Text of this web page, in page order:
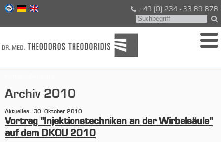
+49 (0) 234 - 33 89 878
Archiv 2010
Aktuelles - 30. Oktober 2010
Vortrag "Injektionstechniken an der Wirbelsäule"
auf dem DKOU 2010